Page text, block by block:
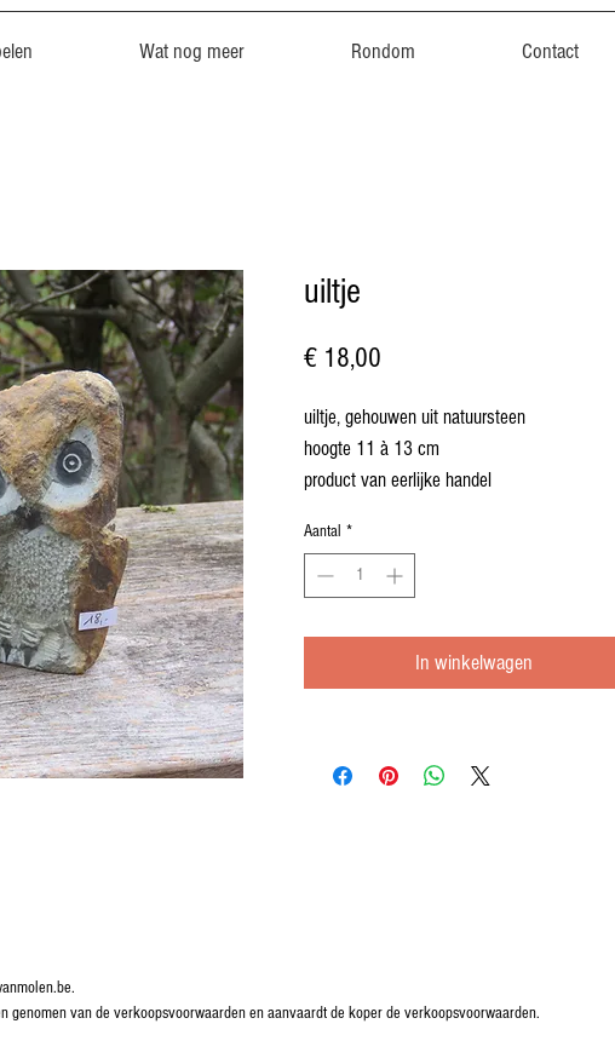
Wat nog meer Rondom Contact
uiltje
€ 18,00
uiltje, gehouwen uit natuursteen
hoogte 11 à 13 cm
product van eerlijke handel
Aantal *
In winkelwagen
van de verkoopsvoorwaarden en aanvaardt de koper de verkoopsvoorwaarden.